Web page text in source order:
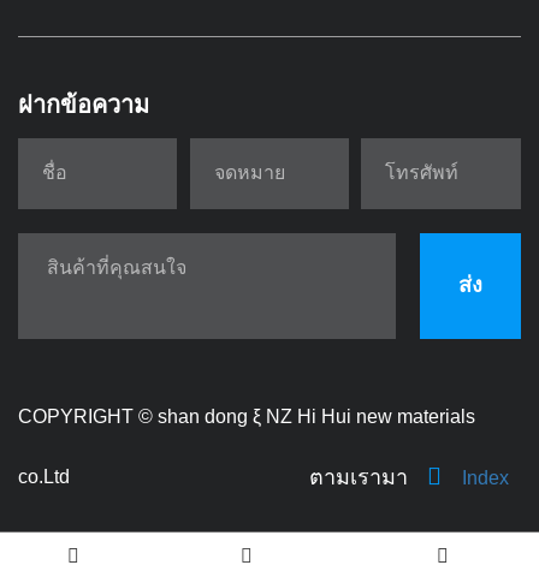
ฝากข้อความ
ส่ง
COPYRIGHT © shan dong ξ NZ Hi Hui new materials
co.Ltd ตามเรามา Index